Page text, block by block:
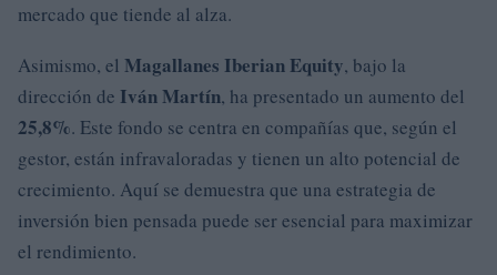
mercado que tiende al alza.
Asimismo, el Magallanes Iberian Equity, bajo la
dirección de Iván Martín, ha presentado un aumento del
25,8%. Este fondo se centra en compañías que, según el
gestor, están infravaloradas y tienen un alto potencial de
crecimiento. Aquí se demuestra que una estrategia de
inversión bien pensada puede ser esencial para maximizar
el rendimiento.